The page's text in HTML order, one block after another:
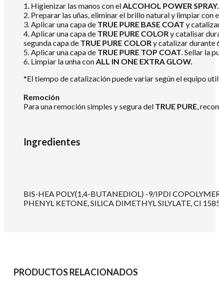
1. Higienizar las manos con elALCOHOL POWER SPRAY.
2. Preparar las uñas, eliminar el brillo natural y limpiar con
3. Aplicar una capa de TRUE PURE BASE COAT y
4. Aplicar una capa de TRUE PURE COLORy catalisar
segunda capa de TRUE PURE COLORy catalizar durante
5. Aplicar una capa de TRUE PURE TOP COAT. Sellar la
6. Limpiar la unha conALL IN ONE EXTRA GLOW.
*El tiempo de catalización puede variar según el equipo
Remoción
Para una remoción simples y segura del TRUE PURE,
Ingredientes
BIS-HEA POLY(1,4-BUTANEDIOL) -9/IPDI
PHENYL KETONE, SILICA DIMETHYL SILYLATE, CI
PRODUCTOS RELACIONADOS